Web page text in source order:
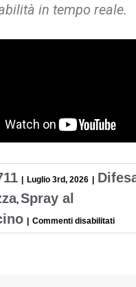
in tempo reale.
| Luglio 3rd, 2026 |
, Spray al
| Commenti disabilitati